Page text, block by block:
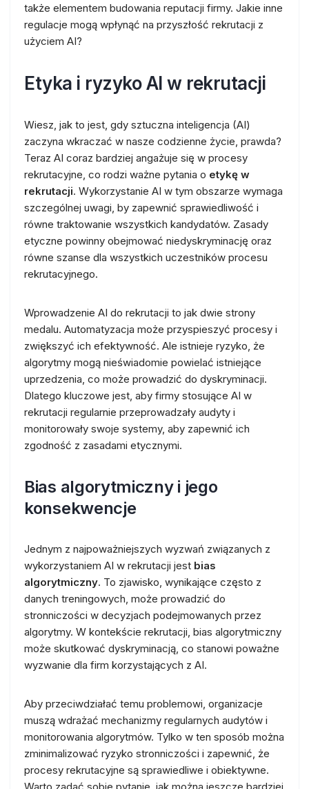
także elementem budowania reputacji firmy. Jakie inne
regulacje mogą wpłynąć na przyszłość rekrutacji z
użyciem AI?
Etyka i ryzyko AI w rekrutacji
Wiesz, jak to jest, gdy sztuczna inteligencja (AI)
zaczyna wkraczać w nasze codzienne życie, prawda?
Teraz AI coraz bardziej angażuje się w procesy
rekrutacyjne, co rodzi ważne pytania o etykę w
rekrutacji. Wykorzystanie AI w tym obszarze wymaga
szczególnej uwagi, by zapewnić sprawiedliwość i
równe traktowanie wszystkich kandydatów. Zasady
etyczne powinny obejmować niedyskryminację oraz
równe szanse dla wszystkich uczestników procesu
rekrutacyjnego.
Wprowadzenie AI do rekrutacji to jak dwie strony
medalu. Automatyzacja może przyspieszyć procesy i
zwiększyć ich efektywność. Ale istnieje ryzyko, że
algorytmy mogą nieświadomie powielać istniejące
uprzedzenia, co może prowadzić do dyskryminacji.
Dlatego kluczowe jest, aby firmy stosujące AI w
rekrutacji regularnie przeprowadzały audyty i
monitorowały swoje systemy, aby zapewnić ich
zgodność z zasadami etycznymi.
Bias algorytmiczny i jego
konsekwencje
Jednym z najpoważniejszych wyzwań związanych z
wykorzystaniem AI w rekrutacji jest bias
algorytmiczny. To zjawisko, wynikające często z
danych treningowych, może prowadzić do
stronniczości w decyzjach podejmowanych przez
algorytmy. W kontekście rekrutacji, bias algorytmiczny
może skutkować dyskryminacją, co stanowi poważne
wyzwanie dla firm korzystających z AI.
Aby przeciwdziałać temu problemowi, organizacje
muszą wdrażać mechanizmy regularnych audytów i
monitorowania algorytmów. Tylko w ten sposób można
zminimalizować ryzyko stronniczości i zapewnić, że
procesy rekrutacyjne są sprawiedliwe i obiektywne.